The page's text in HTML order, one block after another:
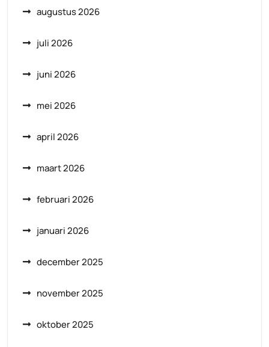
augustus 2026
juli 2026
juni 2026
mei 2026
april 2026
maart 2026
februari 2026
januari 2026
december 2025
november 2025
oktober 2025